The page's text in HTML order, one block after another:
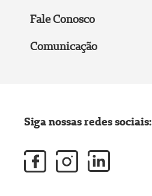
Fale Conosco
Comunicação
Siga nossas redes sociais: